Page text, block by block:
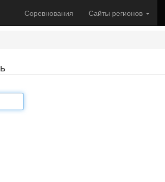
Соревнования Сайты регионов